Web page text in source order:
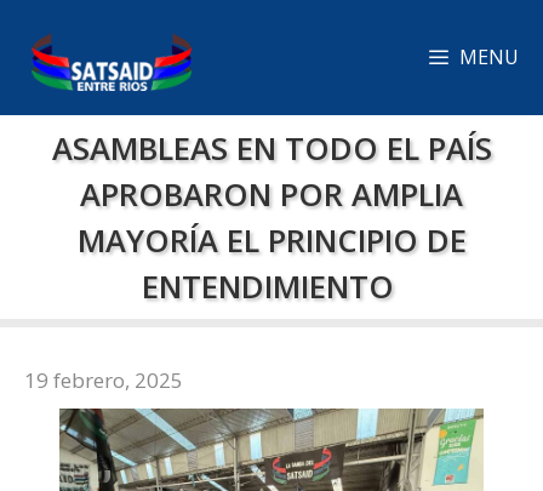
contenido
MENU
ASAMBLEAS EN TODO EL PAÍS
APROBARON POR AMPLIA
MAYORÍA EL PRINCIPIO DE
ENTENDIMIENTO
19 febrero, 2025